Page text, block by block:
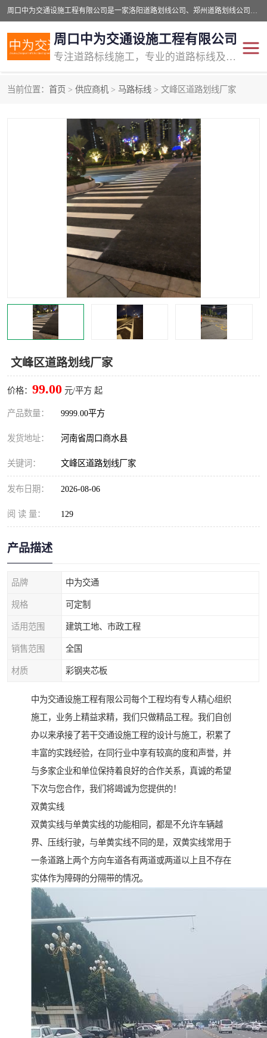
周口中为交通设施工程有限公司是一家洛阳道路划线公司、郑州道路划线公司、平顶山道路车位划线公司、开封车位划线公司、许昌道路车位划线公司、漯河道路车位划线公司，公司始终坚持“诚信、匠心、专注”的宗旨；我们的经营理念是：的服务。
周口中为交通设施工程有限公司
专注道路标线施工，专业的道路标线及交通设施施工服务商!
当前位置： 首页 > 供应商机 > 马路标线 > 文峰区道路划线厂家
文峰区道路划线厂家
价格： 99.00 元/平方 起
产品数量： 9999.00平方
发货地址： 河南省周口商水县
关键词： 文峰区道路划线厂家
发布日期： 2026-08-06
阅 读 量： 129
产品描述
品牌 中为交通
规格 可定制
适用范围 建筑工地、市政工程
销售范围 全国
材质 彩钢夹芯板
中为交通设施工程有限公司每个工程均有专人精心组织
施工，业务上精益求精，我们只做精品工程。我们自创
办以来承接了若干交通设施工程的设计与施工，积累了
丰富的实践经验，在同行业中享有较高的度和声誉，并
与多家企业和单位保持着良好的合作关系，真诚的希望
下次与您合作，我们将竭诚为您提供的！
双黄实线
双黄实线与单黄实线的功能相同，都是不允许车辆越
界、压线行驶，与单黄实线不同的是，双黄实线常用于
一条道路上两个方向车道各有两道或两道以上且不存在
实体作为障碍的分隔带的情况。
道路标线划线 马路标线
道路划线